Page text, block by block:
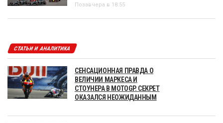
Позавчера в 18:55
СТАТЬИ И АНАЛИТИКА
СЕНСАЦИОННАЯ ПРАВДА О
ВЕЛИЧИИ МАРКЕСА И
СТОУНЕРА В MOTOGP. СЕКРЕТ
ОКАЗАЛСЯ НЕОЖИДАННЫМ